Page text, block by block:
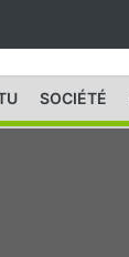
SOCIÉTÉ